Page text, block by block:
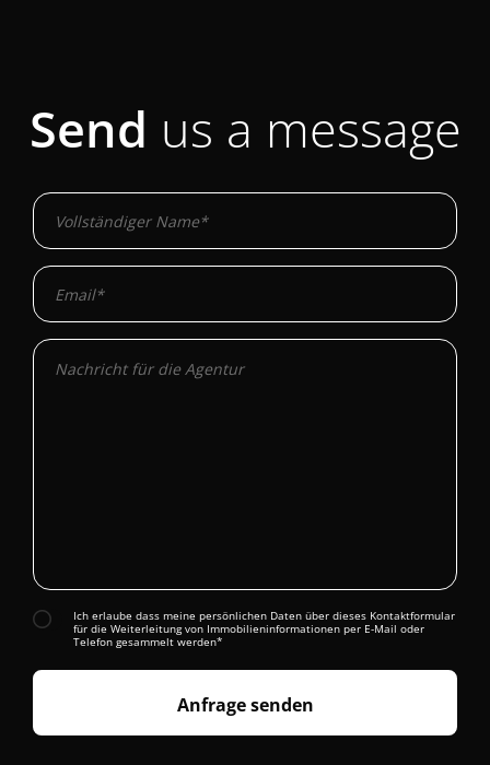
Send us a message
Ich erlaube dass meine persönlichen Daten über dieses Kontaktformular
für die Weiterleitung von Immobilieninformationen per E-Mail oder
Telefon gesammelt werden*
Anfrage senden